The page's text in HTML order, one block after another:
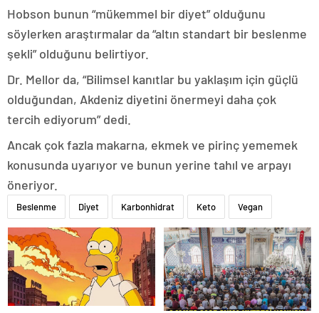
Hobson bunun “mükemmel bir diyet” olduğunu
söylerken araştırmalar da “altın standart bir beslenme
şekli” olduğunu belirtiyor.
Dr. Mellor da, “Bilimsel kanıtlar bu yaklaşım için güçlü
olduğundan, Akdeniz diyetini önermeyi daha çok
tercih ediyorum” dedi.
Ancak çok fazla makarna, ekmek ve pirinç yememek
konusunda uyarıyor ve bunun yerine tahıl ve arpayı
öneriyor.
Beslenme Diyet Karbonhidrat Keto Vegan